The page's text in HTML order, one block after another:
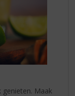
genieten. Maak